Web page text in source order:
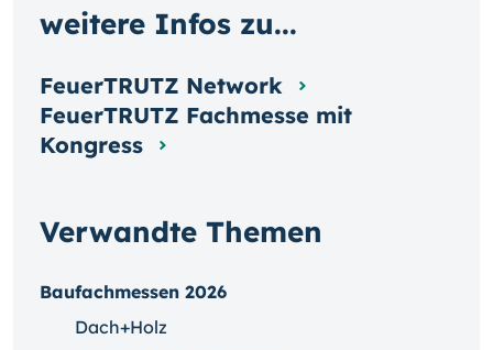
Verwandte Themen
Baufachmessen 2026
Dach+Holz
weitere Infos zu...
FeuerTRUTZ Network
FeuerTRUTZ Fachmesse mit
Kongress